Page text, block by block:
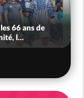
66 ans de
l...